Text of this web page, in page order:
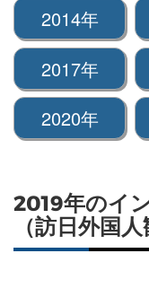
2014年
2017年
2020年
2019年のイ
（訪日外国